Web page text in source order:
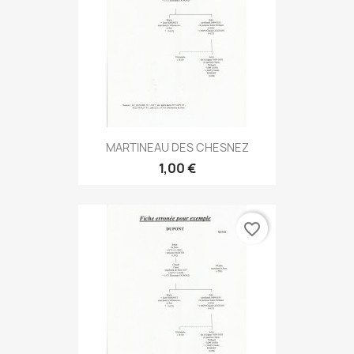
MARTINEAU DES CHESNEZ
1,00 €
favorite_border